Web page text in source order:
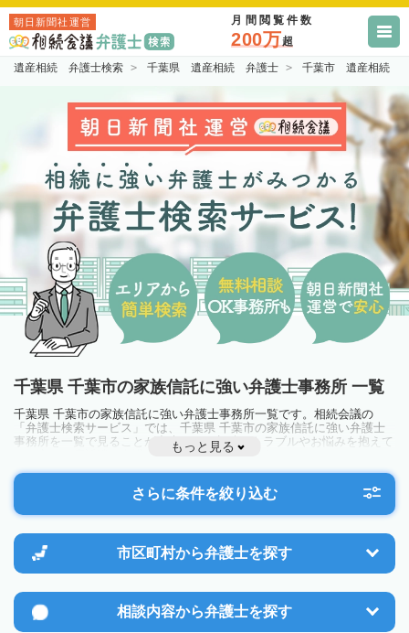
朝日新聞社運営 月間閲覧件数
200万超
遺産相続 弁護士検索 千葉県 遺産相続 弁護士 千葉市 遺産相続
千葉県 千葉市の家族信託に強い弁護士事務所 一覧
千葉県 千葉市の家族信託に強い弁護士事務所一覧です。相続会議の
「弁護士検索サービス」では、千葉県 千葉市の家族信託に強い弁護士
事務所を一覧で見ることが出来ます。相続のトラブルやお悩みを抱えて
いる方は一度近隣の弁護士に相談してみましょう。
もっと見る
さらに条件を絞り込む
市区町村から弁護士を探す
相談内容から弁護士を探す